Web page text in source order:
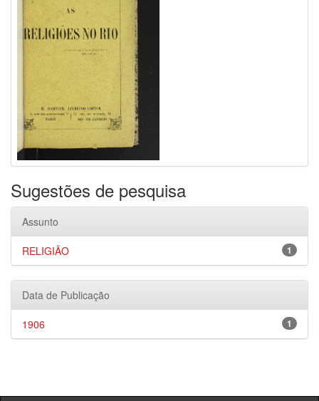
Sugestões de pesquisa
Assunto
1
RELIGIÃO
Data de Publicação
1
1906